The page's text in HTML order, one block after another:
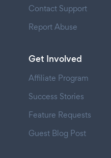
Contact Support
Report Abuse
Get Involved
Affiliate Program
Success Stories
Feature Requests
Guest Blog Post